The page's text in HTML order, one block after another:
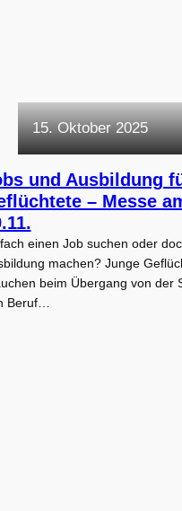
15. Oktober 2025
und Ausbildung
– Messe
einen Job suchen oder
machen? Junge
beim Übergang von der
Beruf…